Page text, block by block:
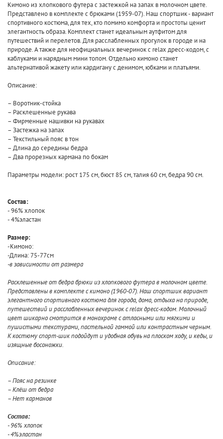
Кимоно из хлопкового футера с застежкой на запах в молочном цвете.
Представлено в комплекте с брюками (1959-07). Наш спортшик - вариант
спортивного костюма, для тех, кто помимо комфорта и простоты ценит
элегантность образа. Комплект станет идеальным аутфитом для
путешествий и перелетов. Для расслабленных прогулок в городе и на
природе. А также для неофициальных вечеринок с relax дресс-кодом, с
каблуками и нарядным мини топом. Отдельно кимоно станет
альтернативой жакету или кардигану с денимом, юбками и платьями.
Описание:
– Воротник-стойка
– Расклешенные рукава
– Фирменные нашивки на рукавах
– Застежка на запах
– Текстильный пояс в тон
– Длина до середины бедра
– Два прорезных кармана по бокам
Параметры модели: рост 175 см, бюст 85 см, талия 60 см, бедра 90 см.
Состав:
- 96% хлопок
- 4%эластан
Размер:
-Кимоно:
-Длина: 75-77см
-в зависимости от размера
Расклешенные от бедра брюки из хлопкового футера в молочном цвете.
Представлены в комплекте с кимоно (1960-07). Наш спортшик вариант
элегантного спортивного костюма для города, дома, отдыха на природе,
путешествий и расслабленных вечеринок с relax дресс-кодом. Молочный
цвет шикарно смотрится в монохроме с атласными или мягкими и
пушистыми текстурами, пастельной гаммой или контрастным черным.
К костюму спорт-шик подойдут и удобная обувь на плоском ходу, и кеды, и
изящные босоножки.
Описание:
– Пояс на резинке
– Клёш от бедра
– Нет карманов
Состав:
- 96% хлопок
- 4%эластан